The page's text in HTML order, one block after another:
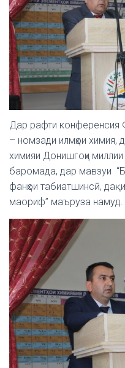
Дар рафти конференсия
– номзади илмҳои химия,
химияи Донишгоҳи
баромада, дар мавзуи
фанҳои табиатшинсӣ,
маориф” маъруза намуд.